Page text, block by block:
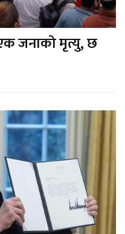
एक जनाको मृत्यु, छ